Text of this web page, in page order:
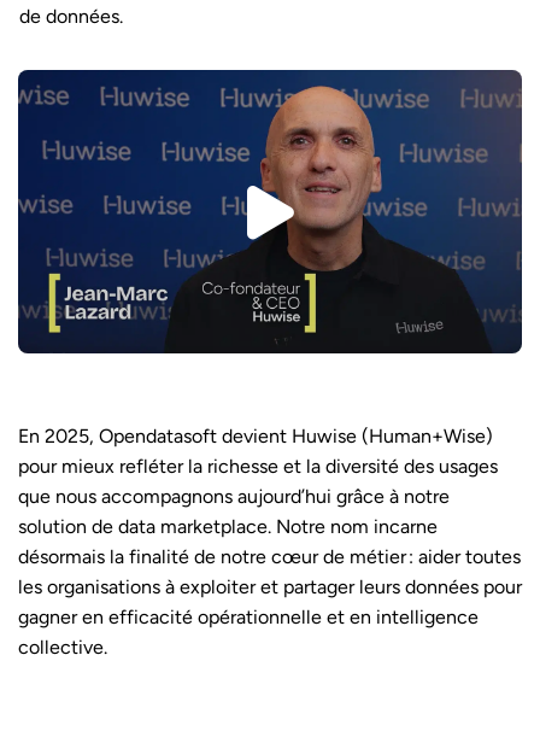
de données.
Play video
En 2025, Opendatasoft devient Huwise (Human+Wise)
pour mieux refléter la richesse et la diversité des usages
que nous accompagnons aujourd’hui grâce à notre
solution de data marketplace. Notre nom incarne
désormais la finalité de notre cœur de métier : aider toutes
les organisations à exploiter et partager leurs données pour
gagner en efficacité opérationnelle et en intelligence
collective.